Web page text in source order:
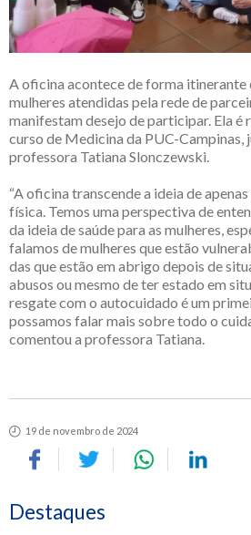
A oficina acontece de forma itinerante
mulheres atendidas pela rede de
manifestam desejo de participar. Ela é
curso de Medicina da PUC-Campinas,
professora Tatiana Slonczewski.
“A oficina transcende a ideia de
física. Temos uma perspectiva de
da ideia de saúde para as mulheres,
falamos de mulheres que estão
das que estão em abrigo depois de
abusos ou mesmo de ter estado em
resgate com o autocuidado é um
possamos falar mais sobre todo o
comentou a professora Tatiana.
19 de novembro de 2024
Destaques